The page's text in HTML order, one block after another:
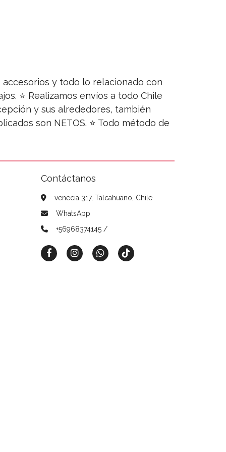
accesorios y todo lo relacionado con
⭐ Realizamos envíos a todo Chile
y sus alrededores, también
son NETOS. ⭐ Todo método de
Contáctanos
venecia 317, Talcahuano, Chile
WhatsApp
+56968374145 /